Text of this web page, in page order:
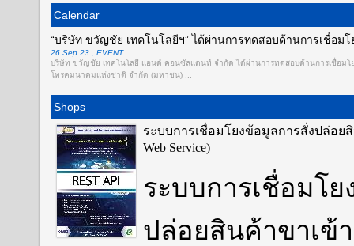
Calendar
“บริษัท ขวัญชัย เทคโนโลยีฯ” ได้ผ่านการทดสอบด้านการเชื่อม
26 Sep 23 , EVENT
บริษัท ขวัญชัย เทคโนโลยี แอนด์ คอนซัลแตนท์ จำกัด ได้ผ่านการทดสอบด้านการเชื่อมโ
โทรคมนาคมแห่งชาติ จำกัด (มหาชน) ...
Shops
ระบบการเชื่อมโยงข้อมูลการสั่งปล่อย
Web Service)
ระบบการเชื่อมโ
ปล่อยสินค้าขาเข้